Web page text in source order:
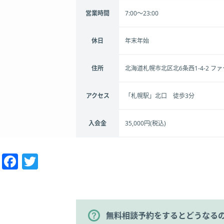
営業時間 7:00～23:00
休日 年末年始
住所 北海道札幌市北区北6条西1-4-2 フ
アクセス 「札幌駅」北口 徒歩3分
入会金 35,000円(税込)
Facebook
無料相談予約をするとどうなる